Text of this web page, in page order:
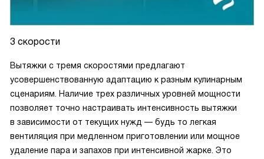
3 скорости
Вытяжки с тремя скоростями предлагают
усовершенствованную адаптацию к разным кулинарным
сценариям. Наличие трех различных уровней мощности
позволяет точно настраивать интенсивность вытяжки
в зависимости от текущих нужд — будь то легкая
вентиляция при медленном приготовлении или мощное
удаление пара и запахов при интенсивной жарке. Это